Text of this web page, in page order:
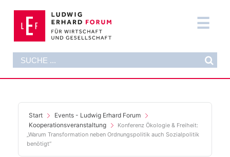
Inhalt
springen
Suche
DAS FORUM
FORMATE
PUBLIKATIONEN
Start
Events - Ludwig Erhard Forum
Kooperationsveranstaltung
Konferenz Ökologie & Freiheit:
„Warum Transformation neben Ordnungspolitik auch Sozialpolitik
benötigt“